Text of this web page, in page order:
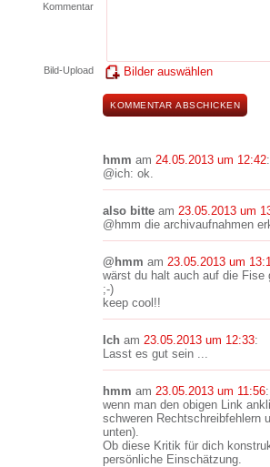
Kommentar
Bild-Upload Bilder auswählen
hmm am 24.05.2013 um 12:42:
@ich: ok.
also bitte am 23.05.2013 um
@hmm die archivaufnahmen
@hmm am 23.05.2013 um
wärst du halt auch auf die
;-)
keep cool!!
Ich am 23.05.2013 um 12:33:
Lasst es gut sein ...
hmm am 23.05.2013 um 11:56:
wenn man den obigen Link
schweren Rechtschreibfehlern
unten).
Ob diese Kritik für dich
persönliche Einschätzung.